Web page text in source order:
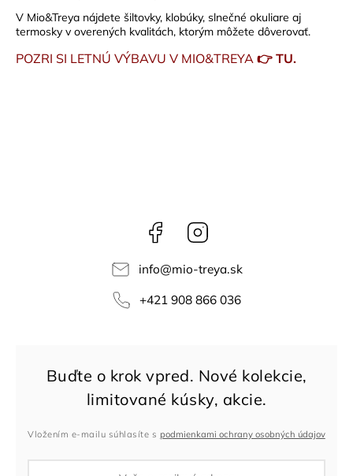
V Mio&Treya nájdete šiltovky, klobúky, slnečné okuliare aj
termosky v overených kvalitách, ktorým môžete dôverovať.
POZRI SI LETNÚ VÝBAVU V MIO&TREYA 👉️ TU.
Facebook
info@mio-treya.sk
+421 908 866 036
Vložením e-mailu súhlasíte s podmienkami ochrany osobných údajov